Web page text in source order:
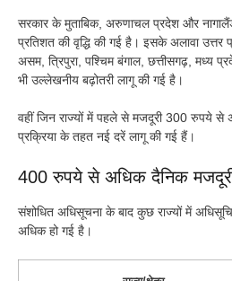
सरकार के मुताबिक, अरुणाचल प्रदेश और
प्रतिशत की वृद्धि की गई है। इसके अलावा उत्तर
असम, त्रिपुरा, पश्चिम बंगाल, छत्तीसगढ़, मध्य
भी उल्लेखनीय बढ़ोतरी लागू की गई है।
वहीं जिन राज्यों में पहले से मजदूरी 300 रुपये से
प्रक्रिया के तहत नई दरें लागू की गई हैं।
400 रुपये से अधिक दैनिक
संशोधित अधिसूचना के बाद कुछ राज्यों में
अधिक हो गई है।